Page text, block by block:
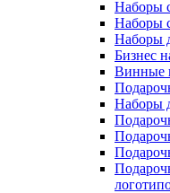
Наборы
Наборы
Наборы
Бизнес
Винные
Наборы